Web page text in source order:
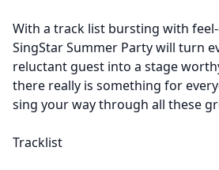
With a track list bursting with
SingStar Summer Party will turn
reluctant guest into a stage
there really is something for
sing your way through all these
Tracklist